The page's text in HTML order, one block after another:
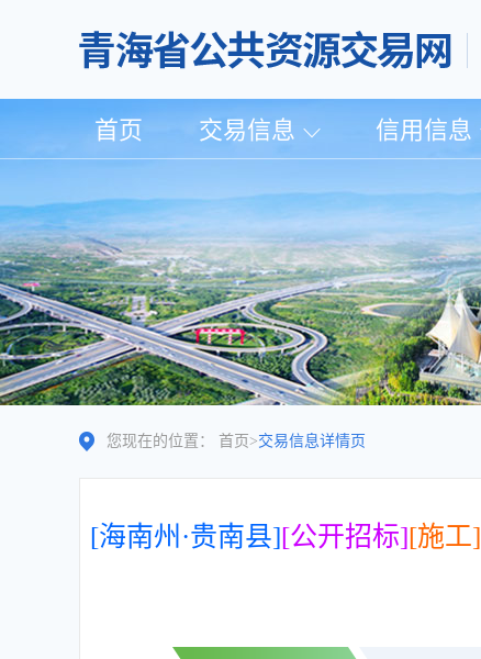
首页 交易信息 信用信息
您现在的位置： 首页 >交易信息详情页
[海南州·贵南县][公开招标][施工]